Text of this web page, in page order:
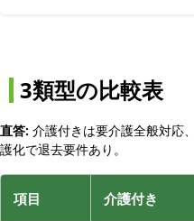
3類型の比較表
直答: 介護付きは要介護全般対応
護化で退去要件あり。
項目 介護付き